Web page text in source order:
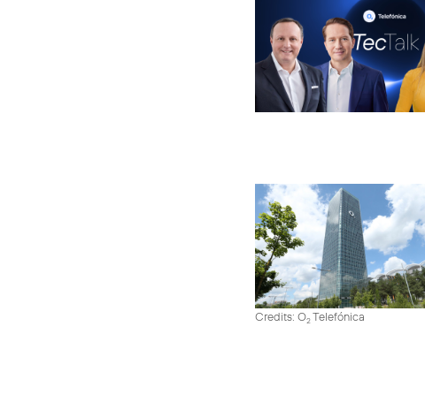
Credits: O2Telefónica